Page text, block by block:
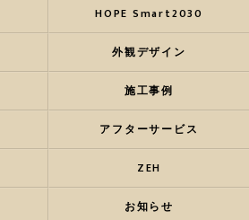
HOPE Smart2030
外観デザイン
施工事例
アフターサービス
ZEH
お知らせ